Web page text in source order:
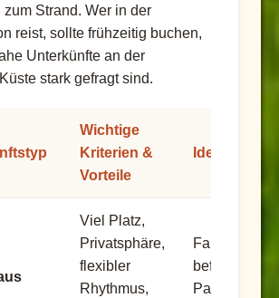
zum Strand. Wer in der
reist, sollte frühzeitig buchen,
Unterkünfte an der
stark gefragt sind.
Wichtige
Kriterien &
Vorteile
Ideal für
Viel Platz,
Privatsphäre,
flexibler
Rhythmus,
Familien,
befreundete
Paare,